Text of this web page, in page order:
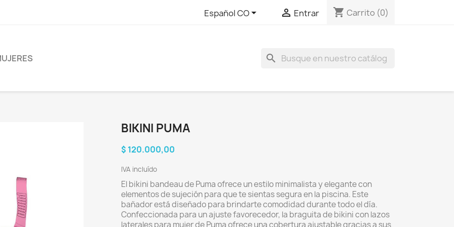
Español CO  Entrar shopping_cart Carrito (0)
search
BIKINI PUMA
$ 120.000,00
IVA incluído
El bikini bandeau de Puma ofrece un estilo minimalista y elegante con
elementos de sujeción para que te sientas segura en la piscina. Este
bañador está diseñado para brindarte comodidad durante todo el día.
Confeccionada para un ajuste favorecedor, la braguita de bikini con lazos
laterales para mujer de Puma ofrece una cobertura ajustable gracias a sus